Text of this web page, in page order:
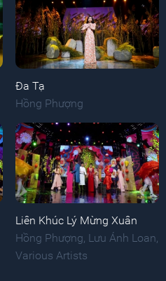
Đa Tạ
Hồng Phượng
Liên Khúc Lý Mừng Xuân
Hồng Phượng, Lưu Ánh Loan,
Various Artists